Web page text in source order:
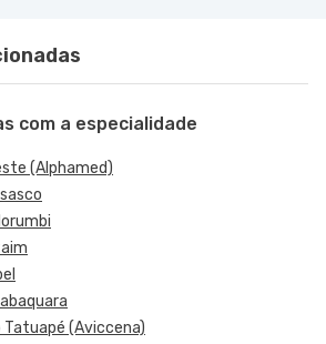
com a especialidade
(Alphamed)
Tatuapé (Aviccena)